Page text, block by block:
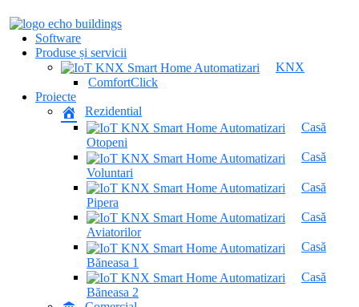
Software
Produse și servicii
KNX
ComfortClick
Proiecte
Rezidential
Casă
Otopeni
Casă
Voluntari
Casă
Pipera
Casă
Aviatorilor
Casă
Băneasa 1
Casă
Băneasa 2